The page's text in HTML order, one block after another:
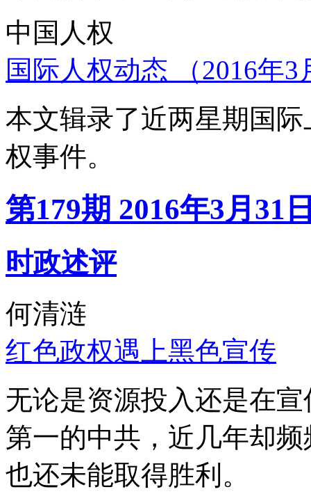
中国人权
国际人权动态 （2016年
本文辑录了近两星期国
权事件。
第179期 2016年3月31
时政述评
何清涟
红色政权遇上黑色宣传
无论是资源投入还是在
第一的中共，近几年却
也还未能取得胜利。